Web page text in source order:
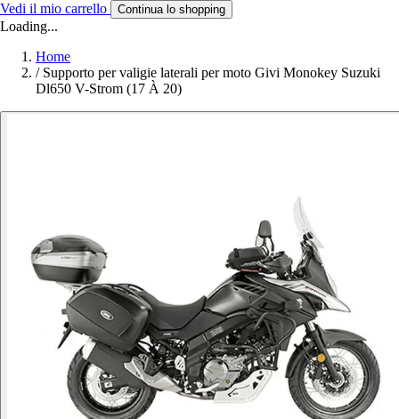
Vedi il mio carrello Continua lo shopping
Loading...
Home
/ Supporto per valigie laterali per moto Givi Monokey Suzuki
Dl650 V-Strom (17 À 20)